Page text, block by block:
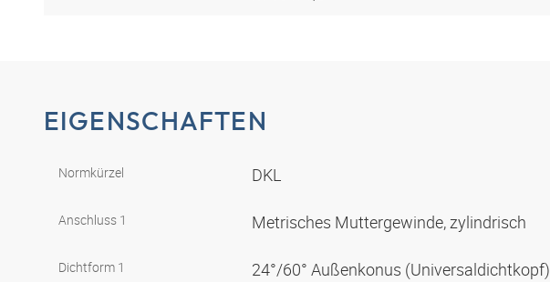
EIGENSCHAFTEN
Normkürzel DKL
Anschluss 1 Metrisches Muttergewinde, zylindrisch
Dichtform 1 24°/60° Außenkonus (Universaldichtkopf)